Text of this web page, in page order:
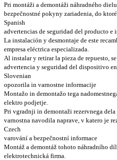
Pri montáži a demontáži náhradného
bezpečnostné pokyny zariadenia, do
Spanish
advertencias de seguridad del producto e
La instalación y desmontaje de este
empresa eléctrica especializada.
Al instalar y retirar la pieza de repuesto,
advertencia y seguridad del dispositivo
Slovenian
opozorila in varnostne informacije
Montažo in demontažo tega
elektro podjetje.
Pri vgradnji in demontaži rezervnega
varnostna navodila naprave, v katero je
Czech
varování a bezpečnostní informace
Montáž a demontáž tohoto náhradního
elektrotechnická firma.